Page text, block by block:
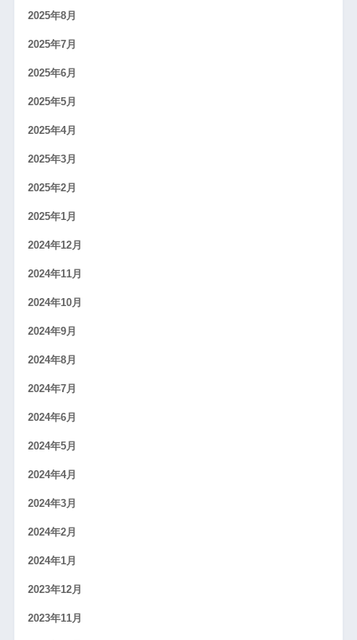
2025年8月
2025年7月
2025年6月
2025年5月
2025年4月
2025年3月
2025年2月
2025年1月
2024年12月
2024年11月
2024年10月
2024年9月
2024年8月
2024年7月
2024年6月
2024年5月
2024年4月
2024年3月
2024年2月
2024年1月
2023年12月
2023年11月